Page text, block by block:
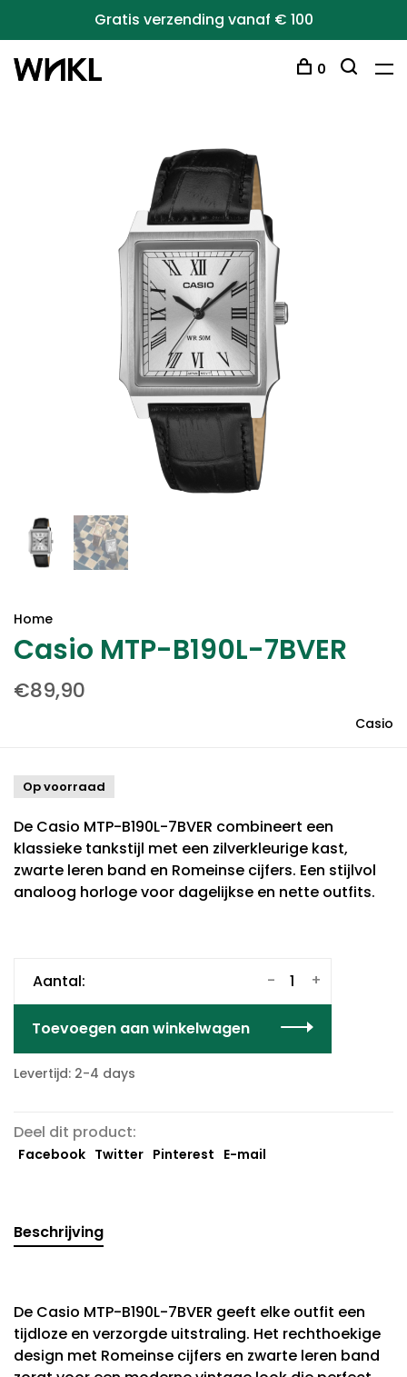
Gratis verzending vanaf € 100
0
Home
Casio MTP-B190L-7BVER
€89,90
Casio
Op voorraad
De Casio MTP-B190L-7BVER combineert een
klassieke tankstijl met een zilverkleurige kast,
zwarte leren band en Romeinse cijfers. Een stijlvol
analoog horloge voor dagelijkse en nette outfits.
Aantal: +
-
Toevoegen aan winkelwagen
Levertijd: 2-4 days
Deel dit product:
Facebook Twitter Pinterest E-mail
Beschrijving
De Casio MTP-B190L-7BVER geeft elke outfit een
tijdloze en verzorgde uitstraling. Het rechthoekige
design met Romeinse cijfers en zwarte leren band